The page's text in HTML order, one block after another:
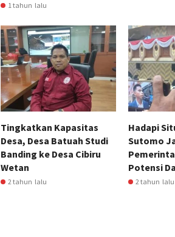
1 tahun lalu
Tingkatkan Kapasitas
Desa, Desa Batuah Studi
Banding ke Desa Cibiru
Wetan
2 tahun lalu
Hadapi
Sutomo
Potensi
2 tahun lalu